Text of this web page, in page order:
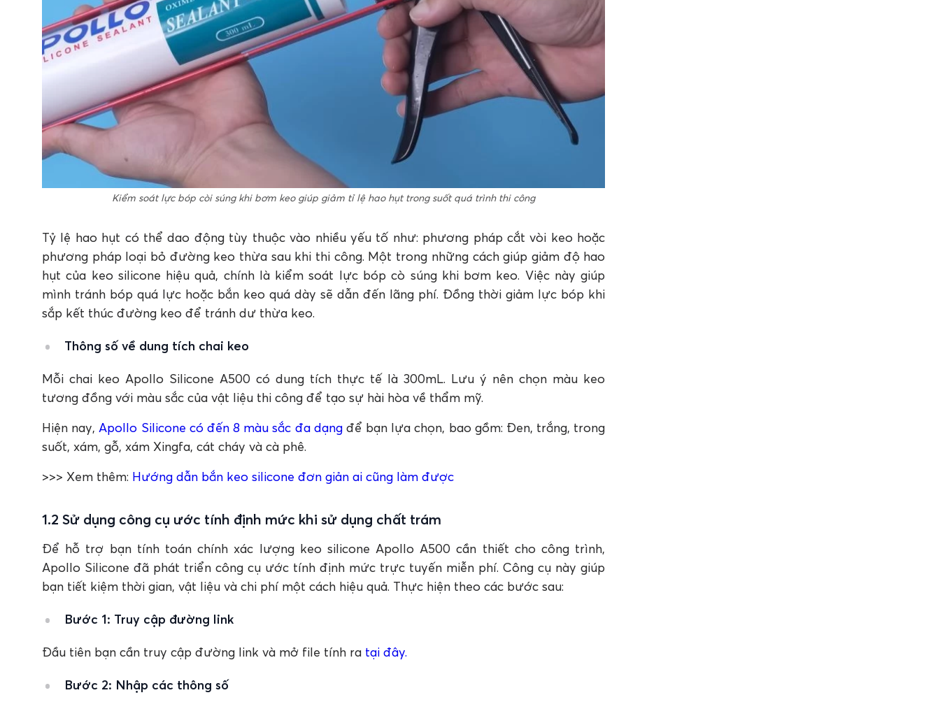
Kiểm soát lực bóp còi súng khi bơm keo giúp giảm tỉ lệ hao hụt trong suốt quá trình thi công
Tỷ lệ hao hụt có thể dao động tùy thuộc vào nhiều yếu tố như: phương pháp cắt vòi keo hoặc
phương pháp loại bỏ đường keo thừa sau khi thi công. Một trong những cách giúp giảm độ hao
hụt của keo silicone hiệu quả, chính là kiểm soát lực bóp cò súng khi bơm keo. Việc này giúp
mình tránh bóp quá lực hoặc bắn keo quá dày sẽ dẫn đến lãng phí. Đồng thời giảm lực bóp khi
sắp kết thúc đường keo để tránh dư thừa keo.
Thông số về dung tích chai keo
Mỗi chai keo Apollo Silicone A500 có dung tích thực tế là 300mL. Lưu ý nên chọn màu keo
tương đồng với màu sắc của vật liệu thi công để tạo sự hài hòa về thẩm mỹ.
Hiện nay,Apollo Silicone có đến 8 màu sắc đa dạngđể bạn lựa chọn, bao gồm: Đen, trắng, trong
suốt, xám, gỗ, xám Xingfa, cát cháy và cà phê.
>>> Xem thêm: Hướng dẫn bắn keo silicone đơn giản ai cũng làm được
1.2 Sử dụng công cụ ước tính định mức khi sử dụng chất trám
Để hỗ trợ bạn tính toán chính xác lượng keo silicone Apollo A500 cần thiết cho công trình,
Apollo Silicone đã phát triển công cụ ước tính định mức trực tuyến miễn phí. Công cụ này giúp
bạn tiết kiệm thời gian, vật liệu và chi phí một cách hiệu quả. Thực hiện theo các bước sau:
Bước 1: Truy cập đường link
Đầu tiên bạn cần truy cập đường link và mở file tính ra tại đây.
Bước 2: Nhập các thông số